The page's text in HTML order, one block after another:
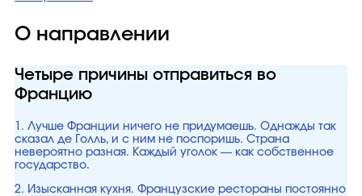
О направлении
Четыре причины отправиться во
Францию
1. Лучше Франции ничего не придумаешь. Однажды так
сказал де Голль, и с ним не поспоришь. Страна
невероятно разная. Каждый уголок — как собственное
государство.
2. Изысканная кухня. Французские рестораны постоянно